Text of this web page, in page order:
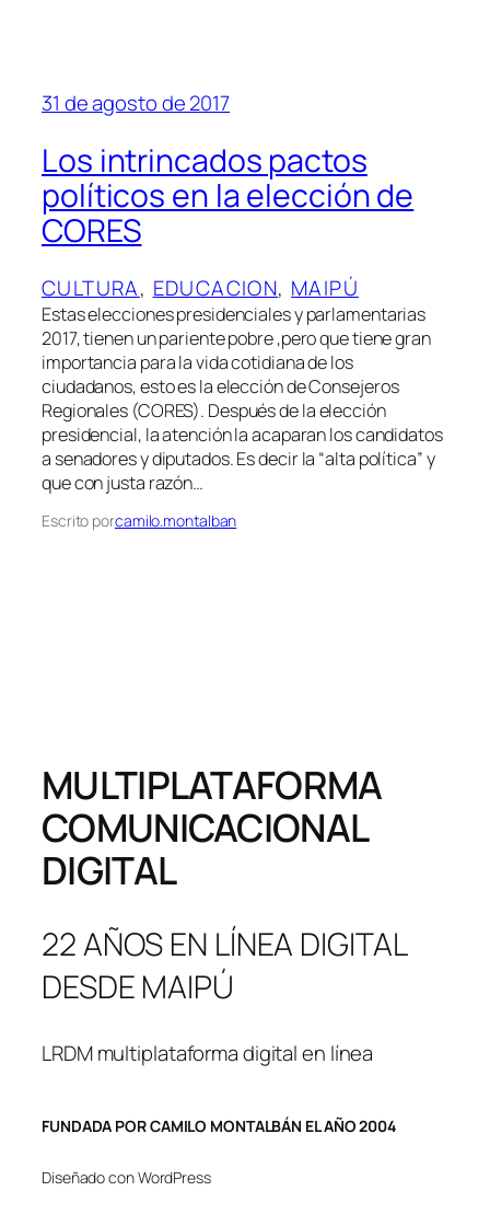
31 de agosto de 2017
Los intrincados pactos
políticos en la elección de
CORES
CULTURA, EDUCACION, MAIPÚ
Estas elecciones presidenciales y parlamentarias
2017, tienen un pariente pobre ,pero que tiene gran
importancia para la vida cotidiana de los
ciudadanos, esto es la elección de Consejeros
Regionales (CORES). Después de la elección
presidencial, la atención la acaparan los candidatos
a senadores y diputados. Es decir la “alta política” y
que con justa razón…
Escrito porcamilo.montalban
MULTIPLATAFORMA
COMUNICACIONAL
DIGITAL
22 AÑOS EN LÍNEA DIGITAL
DESDE MAIPÚ
LRDM multiplataforma digital en línea
FUNDADA POR CAMILO MONTALBÁN EL AÑO 2004
Diseñado con WordPress